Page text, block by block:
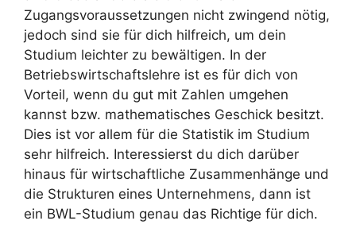
Zugangsvoraussetzungen nicht zwingend nötig,
jedoch sind sie für dich hilfreich, um dein
Studium leichter zu bewältigen. In der
Betriebswirtschaftslehre ist es für dich von
Vorteil, wenn du gut mit Zahlen umgehen
kannst bzw. mathematisches Geschick besitzt.
Dies ist vor allem für die Statistik im Studium
sehr hilfreich. Interessierst du dich darüber
hinaus für wirtschaftliche Zusammenhänge und
die Strukturen eines Unternehmens, dann ist
ein BWL-Studium genau das Richtige für dich.